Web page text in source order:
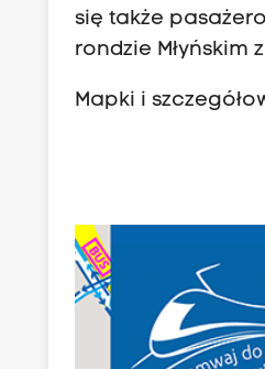
się także
rondzie Młyńskim
Mapki i